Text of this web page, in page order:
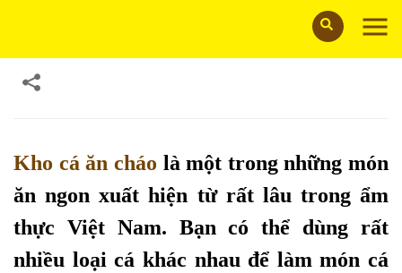
Kho cá ăn cháo là một trong những món
ăn ngon xuất hiện từ rất lâu trong ẩm
thực Việt Nam. Bạn có thể dùng rất
nhiều loại cá khác nhau để làm món cá